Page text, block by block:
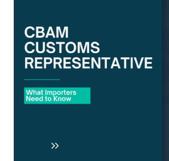
que
deben
saber
los
importadores